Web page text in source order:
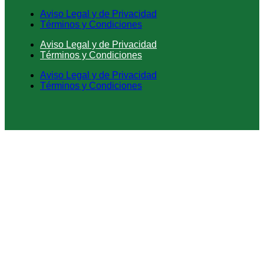
Aviso Legal y de Privacidad
Términos y Condiciones
Aviso Legal y de Privacidad
Términos y Condiciones
Aviso Legal y de Privacidad
Términos y Condiciones